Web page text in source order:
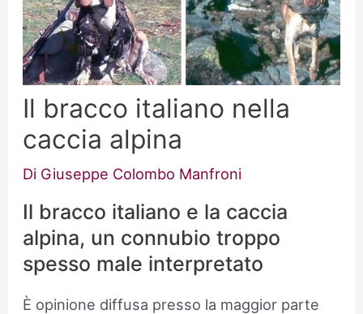
Il bracco italiano nella
caccia alpina
Di Giuseppe Colombo Manfroni
Il bracco italiano e la caccia
alpina, un connubio troppo
spesso male interpretato
È opinione diffusa presso la maggior parte